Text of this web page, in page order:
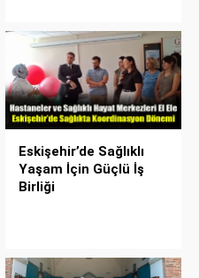
Eskişehir’de Sağlıklı
Yaşam İçin Güçlü İş
Birliği